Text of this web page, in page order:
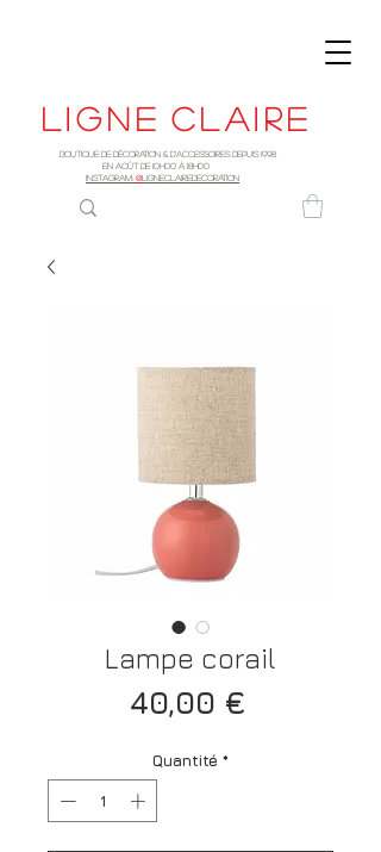
Ligne claire
Boutique de décoration & d'accessoires depuis 1998
EN AOûT DE 10h00 à 18H00
INSTAGRAM: @LIGNECLAIREDECORATION
Lampe corail
40,00 €
Quantité *